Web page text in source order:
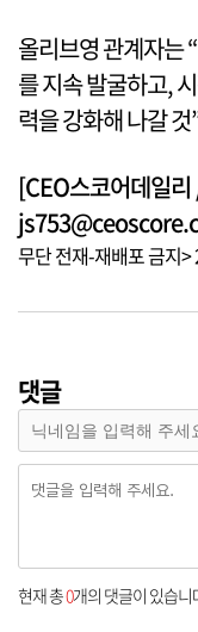
올리브영 관계자는
를 지속 발굴하고,
력을 강화해 나갈
[CEO스코어데일
무단 전재-재배포 금지
댓글
현재 총0개의 댓글이 있습니